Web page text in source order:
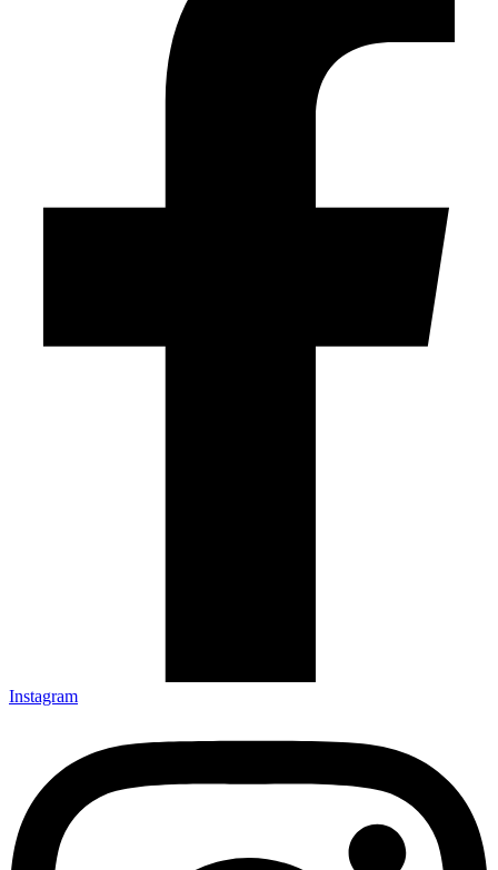
Instagram